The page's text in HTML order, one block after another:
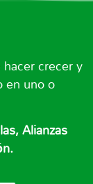
crecer y
en uno o
Alianzas